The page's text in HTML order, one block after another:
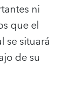
ni
que el
se situará
de su